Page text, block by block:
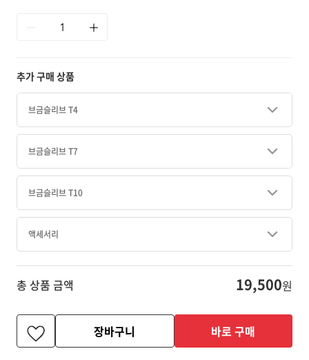
추가 구매 상품
브금슬리브 T4
브금슬리브 T7
브금슬리브 T10
액세서리
총 상품 금액 19,500원
장바구니 바로 구매